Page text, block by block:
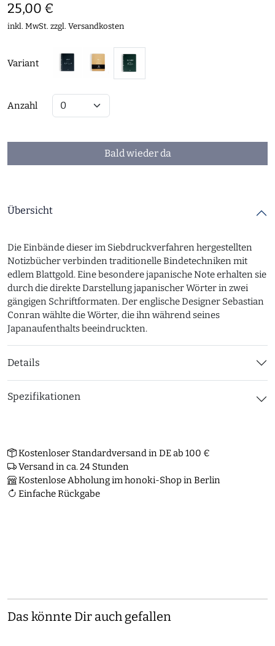
25,00 €
inkl. MwSt. zzgl. Versandkosten
Variant
Anzahl
Bald wieder da
Übersicht
Die Einbände dieser im Siebdruckverfahren hergestellten
Notizbücher verbinden traditionelle Bindetechniken mit
edlem Blattgold. Eine besondere japanische Note erhalten sie
durch die direkte Darstellung japanischer Wörter in zwei
gängigen Schriftformaten. Der englische Designer Sebastian
Conran wählte die Wörter, die ihn während seines
Japanaufenthalts beeindruckten.
Details
Spezifikationen
Kostenloser Standardversand in DE ab 100 €
Versand in ca. 24 Stunden
Kostenlose Abholung im honoki-Shop in Berlin
Einfache Rückgabe
Das könnte Dir auch gefallen